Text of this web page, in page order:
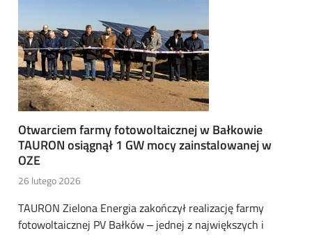
Otwarciem farmy fotowoltaicznej w Bałkowie
TAURON osiągnął 1 GW mocy zainstalowanej w
OZE
26 lutego 2026
TAURON Zielona Energia zakończył realizację farmy
fotowoltaicznej PV Bałków – jednej z największych i